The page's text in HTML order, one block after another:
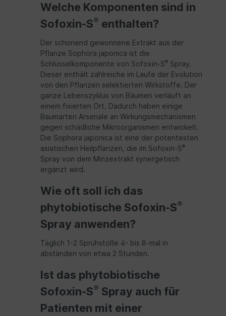
Welche Komponenten sind in
Sofoxin-S® enthalten?
Der schonend gewonnene Extrakt aus der
Pflanze Sophora japonica ist die
Schlüsselkomponente von Sofoxin-S® Spray.
Dieser enthält zahlreiche im Laufe der Evolution
von den Pflanzen selektierten Wirkstoffe. Der
ganze Lebenszyklus von Bäumen verläuft an
einem fixierten Ort. Dadurch haben einige
Baumarten Arsenale an Wirkungsmechanismen
gegen schädliche Mikroorganismen entwickelt.
Die Sophora japonica ist eine der potentesten
asiatischen Heilpflanzen, die im Sofoxin-S®
Spray von dem Minzextrakt synergetisch
ergänzt wird.
Wie oft soll ich das
phytobiotische Sofoxin-S®
Spray anwenden?
Täglich 1-2 Sprühstöße 4- bis 8-mal in
abständen von etwa 2 Stunden.
Ist das phytobiotische
Sofoxin-S® Spray auch für
Patienten mit einer